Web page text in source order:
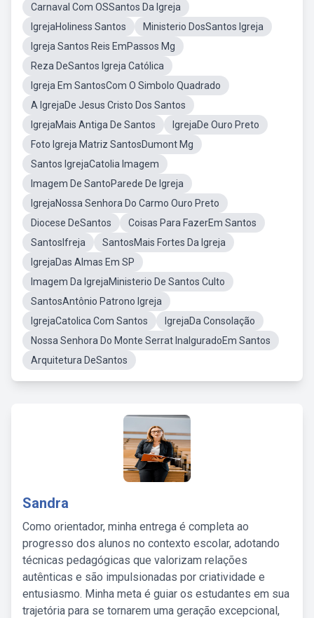
Carnaval Com OSSantos Da Igreja
IgrejaHoliness Santos
Ministerio DosSantos Igreja
Igreja Santos Reis EmPassos Mg
Reza DeSantos Igreja Católica
Igreja Em SantosCom O Simbolo Quadrado
A IgrejaDe Jesus Cristo Dos Santos
IgrejaMais Antiga De Santos
IgrejaDe Ouro Preto
Foto Igreja Matriz SantosDumont Mg
Santos IgrejaCatolia Imagem
Imagem De SantoParede De Igreja
IgrejaNossa Senhora Do Carmo Ouro Preto
Diocese DeSantos
Coisas Para FazerEm Santos
SantosIfreja
SantosMais Fortes Da Igreja
IgrejaDas Almas Em SP
Imagem Da IgrejaMinisterio De Santos Culto
SantosAntônio Patrono Igreja
IgrejaCatolica Com Santos
IgrejaDa Consolação
Nossa Senhora Do Monte Serrat InalguradoEm Santos
Arquitetura DeSantos
Sandra
Como orientador, minha entrega é completa ao
progresso dos alunos no contexto escolar, adotando
técnicas pedagógicas que valorizam relações
autênticas e são impulsionadas por criatividade e
entusiasmo. Minha meta é guiar os estudantes em sua
trajetória para se tornarem uma geração excepcional,